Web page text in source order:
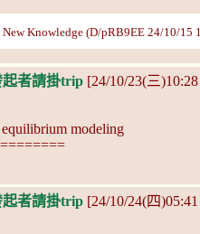
Knowledge (D/pRB9EE 24/10/15
起者請掛trip [24/10/23(三
equilibrium modeling
起者請掛trip [24/10/24(四